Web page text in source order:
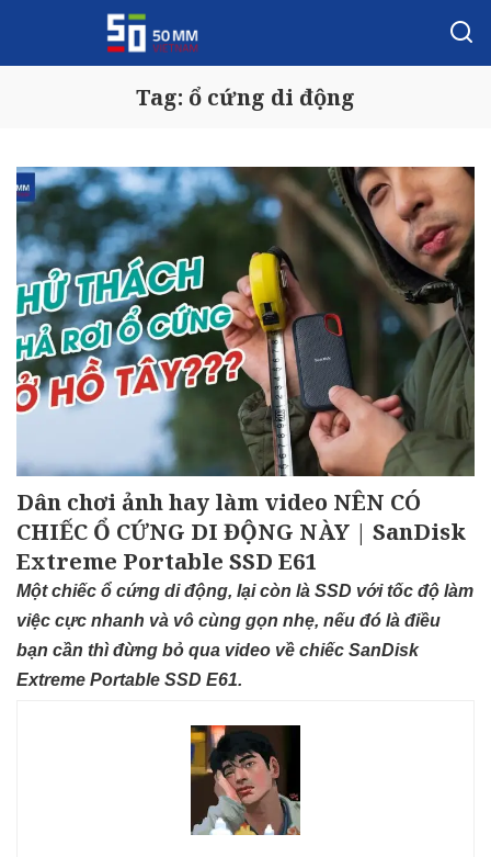
Tag: ổ cứng di động
Dân chơi ảnh hay làm video NÊN CÓ
CHIẾC Ổ CỨNG DI ĐỘNG NÀY | SanDisk
Extreme Portable SSD E61
Một chiếc ổ cứng di động, lại còn là SSD với tốc độ làm
việc cực nhanh và vô cùng gọn nhẹ, nếu đó là điều
bạn cần thì đừng bỏ qua video về chiếc SanDisk
Extreme Portable SSD E61.